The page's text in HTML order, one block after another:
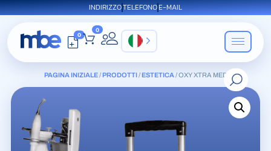
INDIRIZZOTELEFONOE-MAIL
0
0
IT
PAGINA INIZIALE/ PRODOTTI/ ESTETICA/ OXY XTRA MED